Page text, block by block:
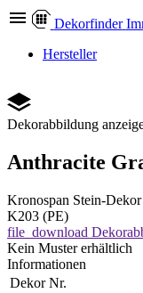
Dekorfinder
Hersteller
Dekorabbildung
Anthracite
Kronospan Stein-Dekor
K203 (PE)
file_download
Kein Muster erhältlich
Informationen
Dekor Nr.